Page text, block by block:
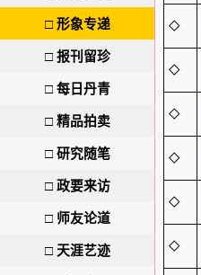
□ 形象专递
□ 报刊留珍
□ 每日丹青
□ 精品拍卖
□ 研究随笔
□ 政要来访
□ 师友论道
□ 天涯艺迹
◇
◇
◇
◇
◇
◇